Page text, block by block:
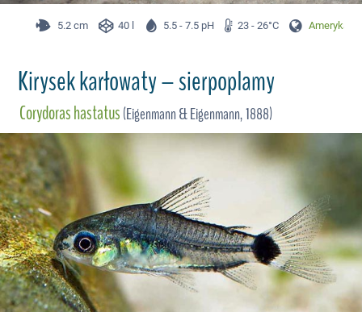
5.2 cm 40 l 5.5 - 7.5 pH 23 - 26°C Ameryka
Kirysek karłowaty – sierpoplamy
Corydoras hastatus(Eigenmann & Eigenmann, 1888)